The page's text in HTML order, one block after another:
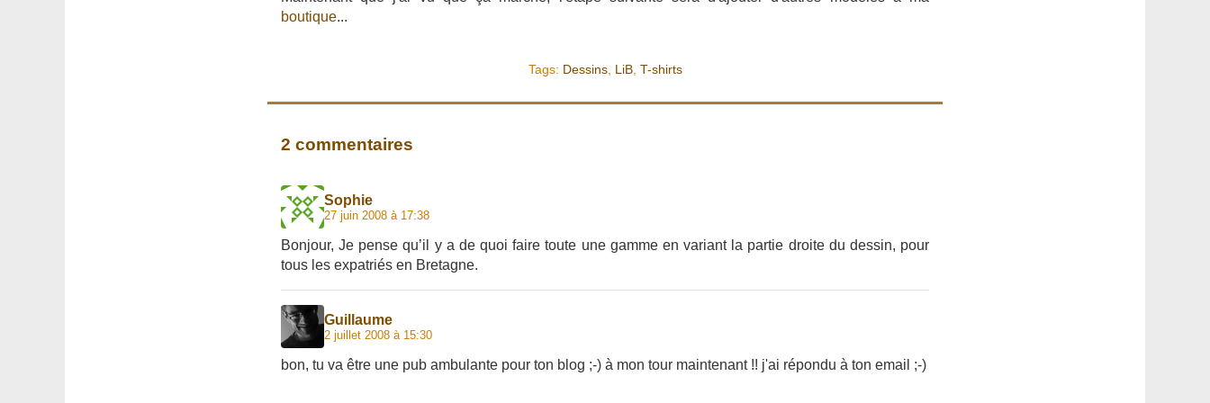
boutique...
Tags: Dessins, LiB, T-shirts
2 commentaires
Sophie
27 juin 2008 à 17:38
Bonjour, Je pense qu’il y a de quoi faire toute une gamme en variant la partie droite du dessin, pour
tous les expatriés en Bretagne.
Guillaume
2 juillet 2008 à 15:30
bon, tu va être une pub ambulante pour ton blog ;-) à mon tour maintenant !! j'ai répondu à ton email ;-)